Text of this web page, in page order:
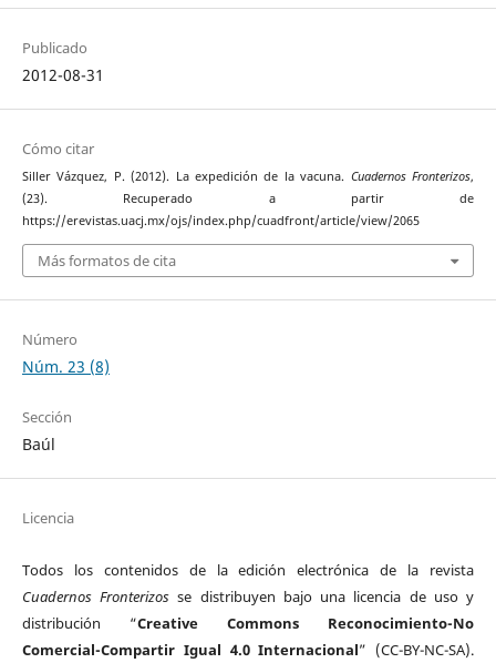
Publicado
2012-08-31
Cómo citar
Siller Vázquez, P. (2012). La expedición de la vacuna. Cuadernos Fronterizos,
(23). Recuperado a partir de
https://erevistas.uacj.mx/ojs/index.php/cuadfront/article/view/2065
Más formatos de cita
Número
Núm. 23 (8)
Sección
Baúl
Licencia
Todos los contenidos de la edición electrónica de la revista
Cuadernos Fronterizos se distribuyen bajo una licencia de uso y
distribución “Creative Commons Reconocimiento-No
Comercial-Compartir Igual 4.0 Internacional” (CC-BY-NC-SA).